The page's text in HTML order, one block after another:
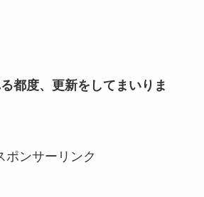
都度、更新をしてまいりま
ポンサーリンク